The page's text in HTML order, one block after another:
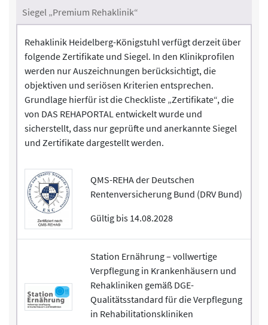
Siegel „Premium Rehaklinik“
Rehaklinik Heidelberg-Königstuhl verfügt derzeit über
folgende Zertifikate und Siegel. In den Klinikprofilen
werden nur Auszeichnungen berücksichtigt, die
objektiven und seriösen Kriterien entsprechen.
Grundlage hierfür ist die Checkliste „Zertifikate“, die
von DAS REHAPORTAL entwickelt wurde und
sicherstellt, dass nur geprüfte und anerkannte Siegel
und Zertifikate dargestellt werden.
QMS-REHA der Deutschen
Rentenversicherung Bund (DRV Bund)
Gültig bis 14.08.2028
Station Ernährung – vollwertige
Verpflegung in Krankenhäusern und
Rehakliniken gemäß DGE-
Qualitätsstandard für die Verpflegung
in Rehabilitationskliniken